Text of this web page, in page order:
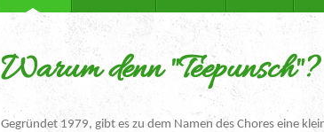
Warum denn "Teepunsch"?
Gegründet 1979, gibt es zu dem Namen des Chores eine